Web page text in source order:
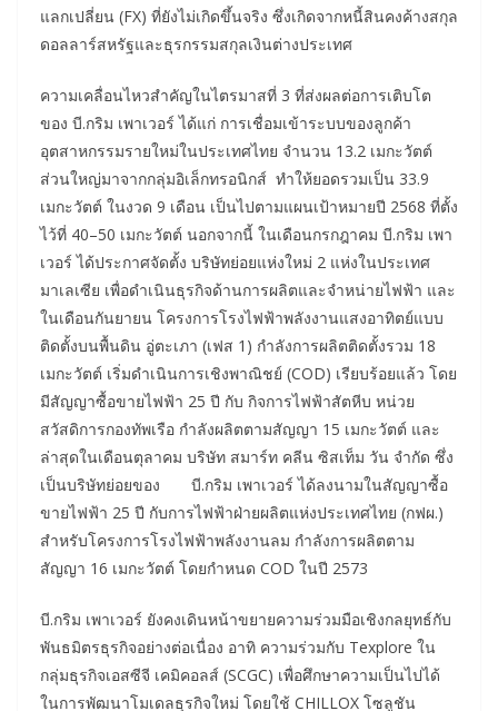
แลกเปลี่ยน (FX) ที่ยังไม่เกิดขึ้นจริง ซึ่งเกิดจากหนี้สินคงค้างสกุล
ดอลลาร์สหรัฐและธุรกรรมสกุลเงินต่างประเทศ
ความเคลื่อนไหวสำคัญในไตรมาสที่ 3 ที่ส่งผลต่อการเติบโต
ของ บี.กริม เพาเวอร์ ได้แก่ การเชื่อมเข้าระบบของลูกค้า
อุตสาหกรรมรายใหม่ในประเทศไทย จำนวน 13.2 เมกะวัตต์
ส่วนใหญ่มาจากกลุ่มอิเล็กทรอนิกส์ ทำให้ยอดรวมเป็น 33.9
เมกะวัตต์ ในงวด 9 เดือน เป็นไปตามแผนเป้าหมายปี 2568 ที่ตั้ง
ไว้ที่ 40–50 เมกะวัตต์ นอกจากนี้ ในเดือนกรกฎาคม บี.กริม เพา
เวอร์ ได้ประกาศจัดตั้ง บริษัทย่อยแห่งใหม่ 2 แห่งในประเทศ
มาเลเซีย เพื่อดำเนินธุรกิจด้านการผลิตและจำหน่ายไฟฟ้า และ
ในเดือนกันยายน โครงการโรงไฟฟ้าพลังงานแสงอาทิตย์แบบ
ติดตั้งบนพื้นดิน อู่ตะเภา (เฟส 1) กำลังการผลิตติดตั้งรวม 18
เมกะวัตต์ เริ่มดำเนินการเชิงพาณิชย์ (COD) เรียบร้อยแล้ว โดย
มีสัญญาซื้อขายไฟฟ้า 25 ปี กับ กิจการไฟฟ้าสัตหีบ หน่วย
สวัสดิการกองทัพเรือ กำลังผลิตตามสัญญา 15 เมกะวัตต์ และ
ล่าสุดในเดือนตุลาคม บริษัท สมาร์ท คลีน ซิสเท็ม วัน จำกัด ซึ่ง
เป็นบริษัทย่อยของ บี.กริม เพาเวอร์ ได้ลงนามในสัญญาซื้อ
ขายไฟฟ้า 25 ปี กับการไฟฟ้าฝ่ายผลิตแห่งประเทศไทย (กฟผ.)
สำหรับโครงการโรงไฟฟ้าพลังงานลม กำลังการผลิตตาม
สัญญา 16 เมกะวัตต์ โดยกำหนด COD ในปี 2573
บี.กริม เพาเวอร์ ยังคงเดินหน้าขยายความร่วมมือเชิงกลยุทธ์กับ
พันธมิตรธุรกิจอย่างต่อเนื่อง อาทิ ความร่วมกับ Texplore ใน
กลุ่มธุรกิจเอสซีจี เคมิคอลส์ (SCGC) เพื่อศึกษาความเป็นไปได้
ในการพัฒนาโมเดลธุรกิจใหม่ โดยใช้ CHILLOX โซลูชัน